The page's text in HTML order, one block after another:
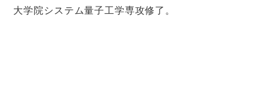
大学院システム量子工学専攻修了。